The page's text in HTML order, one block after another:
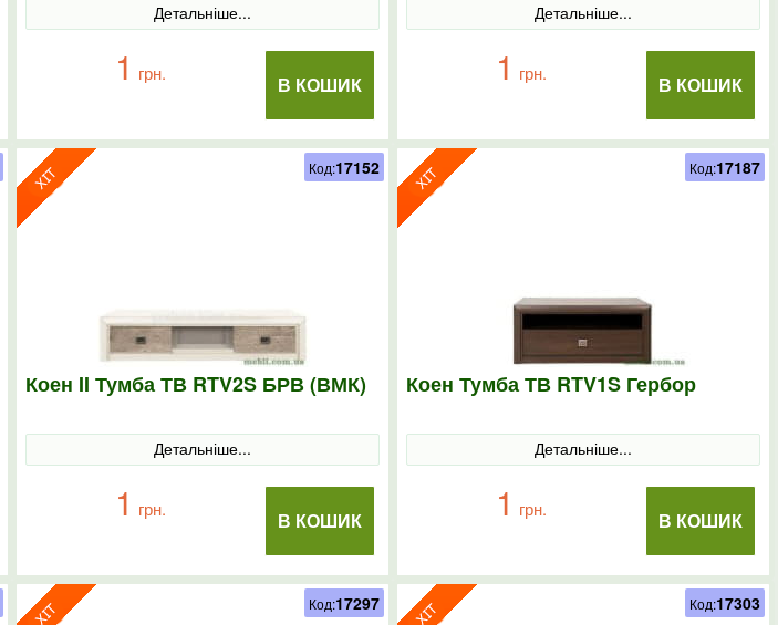
Детальніше...
В КОШИК
1 грн.
Детальніше...
В КОШИК
1 грн.
Коен II Тумба ТВ RTV2S БРВ (ВМК)
Детальніше...
В КОШИК
1 грн.
Код:17152
Коен Тумба ТВ RTV1S Гербор
Детальніше...
В КОШИК
1 грн.
Код:17187
Код:17297 Код:17303